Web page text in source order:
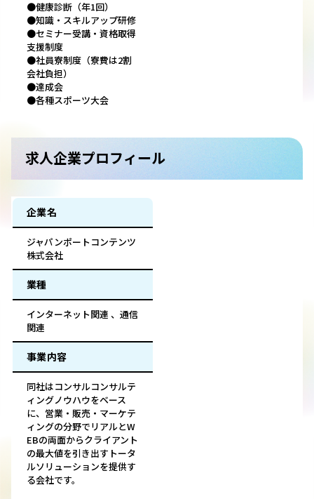
●健康診断（年1回）
●知識・スキルアップ研修
●セミナー受講・資格取得
支援制度
●社員寮制度（寮費は2割
会社負担）
●達成会
●各種スポーツ大会
求人企業プロフィール
企業名
ジャパンポートコンテンツ
株式会社
業種
インターネット関連 、通信
関連
事業内容
同社はコンサルコンサルテ
ィングノウハウをベース
に、営業・販売・マーケテ
ィングの分野でリアルとW
EBの両面からクライアント
の最大値を引き出すトータ
ルソリューションを提供す
る会社です。